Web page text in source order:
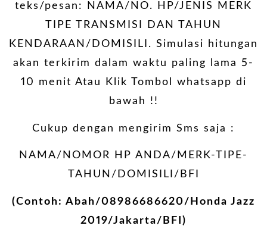
teks/pesan: NAMA/NO. HP/JENIS MERK
TIPE TRANSMISI DAN TAHUN
KENDARAAN/DOMISILI. Simulasi hitungan
akan terkirim dalam waktu paling lama 5-
10 menit Atau Klik Tombol whatsapp di
bawah !!
Cukup dengan mengirim Sms saja :
NAMA/NOMOR HP ANDA/MERK-TIPE-
TAHUN/DOMISILI/BFI
(Contoh: Abah/08986686620/Honda Jazz
2019/Jakarta/BFI)